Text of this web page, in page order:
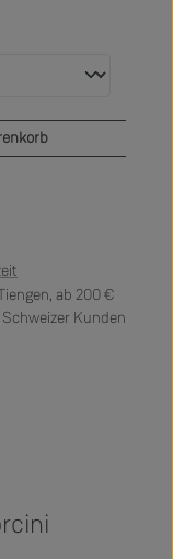
Wert
ab 200 €
Kunden